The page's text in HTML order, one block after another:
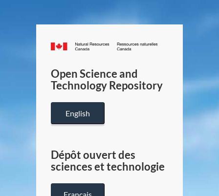
Canada.ca
/
Canada
Open Science and
Technology Repository
English
Dépôt ouvert des
sciences et technologie
Français